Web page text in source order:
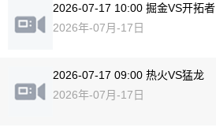
2026-07-17 10:00 掘金VS开拓者
2026年-07月-17日
2026-07-17 09:00 热火VS猛龙
2026年-07月-17日